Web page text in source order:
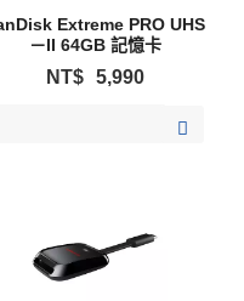
Extreme PRO UHS
－II 64GB 記憶卡
NT$ 5,990